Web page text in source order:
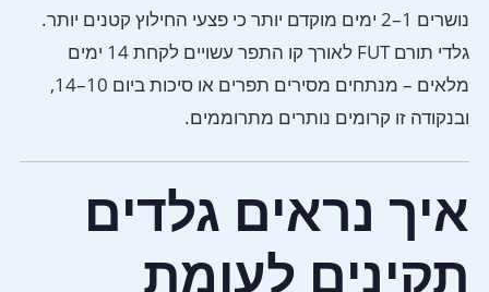
נושרים 1–2 ימים מוקדם יותר כי פצעי החילוץ קטנים יותר.
גלדי תורם FUT לאורך קו התפר עשויים לקחת 14 ימים
מלאים – מנתחים מסירים תפרים או סיכות ביום 10–14,
ובנקודה זו קרומים נותרים מתרוממים.
איך נראים גלדים
תקינים לעומת